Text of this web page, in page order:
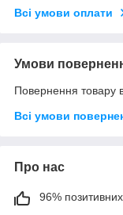
Всі умови оплати
Умови
Повернення товару
Всі умови
Про нас
96% позитивних